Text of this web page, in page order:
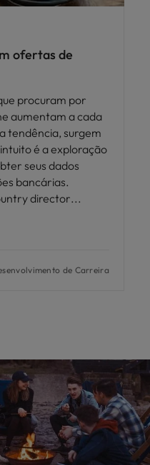
ofertas de
procuram por
aumentam a cada
tendência, surgem
é a exploração
seus dados
bancárias.
director
de Carreira